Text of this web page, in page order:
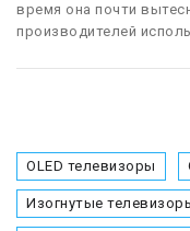
время она почти
производителей
OLED телевизоры
Изогнутые